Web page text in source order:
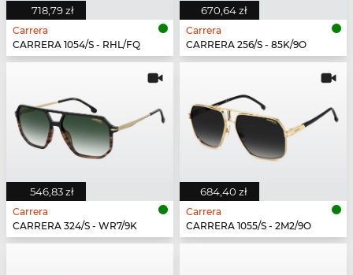
718,79 zł
Carrera
CARRERA 1054/S - RHL/FQ
670,64 zł
Carrera
CARRERA 256/S - 85K/9O
546,83 zł
Carrera
CARRERA 324/S - WR7/9K
684,40 zł
Carrera
CARRERA 1055/S - 2M2/9O